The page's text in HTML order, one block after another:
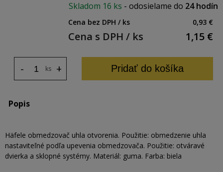
Skladom 16 ks - odosielame do 24 hodín
Cena bez DPH / ks 0,93 €
Cena s DPH / ks 1,15 €
ks +
- Pridať do košíka
Popis
Häfele obmedzovač uhla otvorenia. Použitie: obmedzenie uhla
nastaviteľné podľa upevenia obmedzovača. Použitie: otváravé
dvierka a sklopné systémy. Materiál: guma. Farba: biela